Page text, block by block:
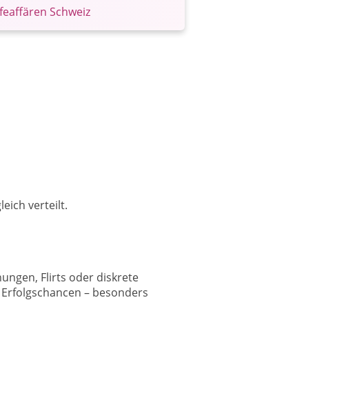
Schweiz
verteilt.
Flirts oder diskrete
– besonders